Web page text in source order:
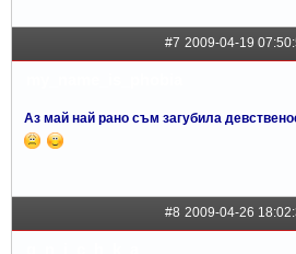
#7 2009-04-19
Аз май най рано съм загубила
#8 2009-04-26